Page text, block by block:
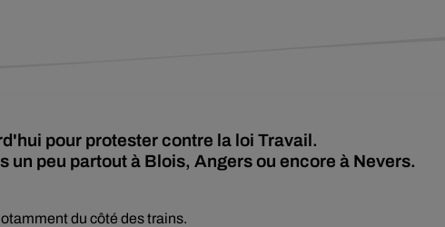
pour protester contre la loi Travail.
peu partout à Blois, Angers ou encore à Nevers.
du côté des trains.